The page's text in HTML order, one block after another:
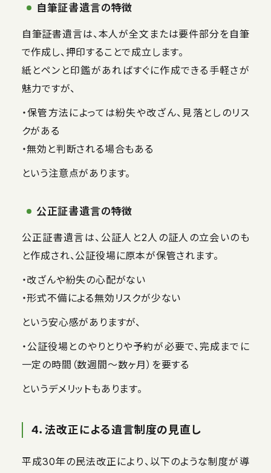
自筆証書遺言の特徴
自筆証書遺言は、本人が全文または要件部分を自筆
で作成し、押印することで成立します。
紙とペンと印鑑があればすぐに作成できる手軽さが
魅力ですが、
・保管方法によっては紛失や改ざん、見落としのリス
クがある
・無効と判断される場合もある
という注意点があります。
公正証書遺言の特徴
公正証書遺言は、公証人と2人の証人の立会いのも
と作成され、公証役場に原本が保管されます。
・改ざんや紛失の心配がない
・形式不備による無効リスクが少ない
という安心感がありますが、
・公証役場とのやりとりや予約が必要で、完成までに
一定の時間（数週間〜数ヶ月）を要する
というデメリットもあります。
4．法改正による遺言制度の見直し
平成30年の民法改正により、以下のような制度が導